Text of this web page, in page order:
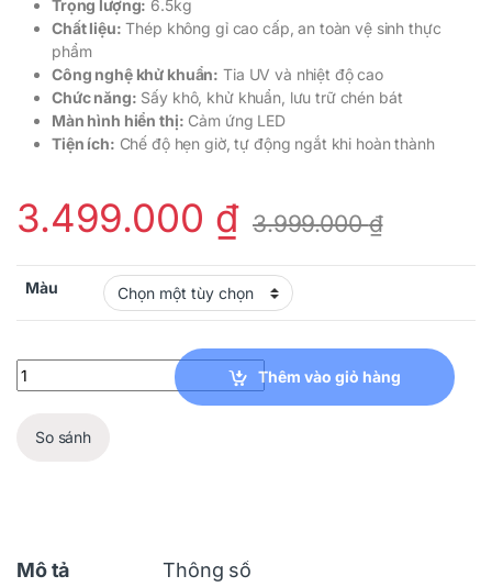
Trọng lượng: 6.5kg
Chất liệu: Thép không gỉ cao cấp, an toàn vệ sinh thực
phẩm
Công nghệ khử khuẩn: Tia UV và nhiệt độ cao
Chức năng: Sấy khô, khử khuẩn, lưu trữ chén bát
Màn hình hiển thị: Cảm ứng LED
Tiện ích: Chế độ hẹn giờ, tự động ngắt khi hoàn thành
3.499.000 ₫ 3.999.000₫
Màu
Máy Sấy Chén Bát Heimchef 70L quantity
Thêm vào giỏ hàng
So sánh
Mô tả Thông số